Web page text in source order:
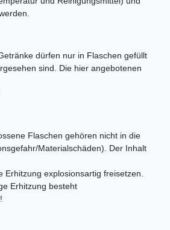
dürfen nur in Flaschen gefüllt
sind. Die hier angebotenen
Flaschen gehören nicht in die
Materialschäden). Der Inhalt
Erhitzung explosionsartig freisetzen.
Erhitzung besteht